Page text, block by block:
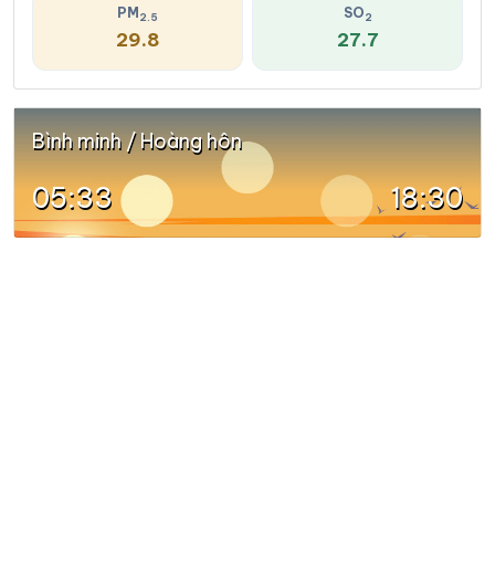
PM 2.5
29.8
SO2
27.7
Bình minh / Hoàng hôn
05:33 18:30